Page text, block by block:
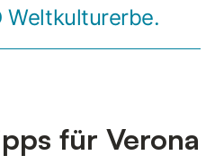
Weltkulturerbe.
für Verona